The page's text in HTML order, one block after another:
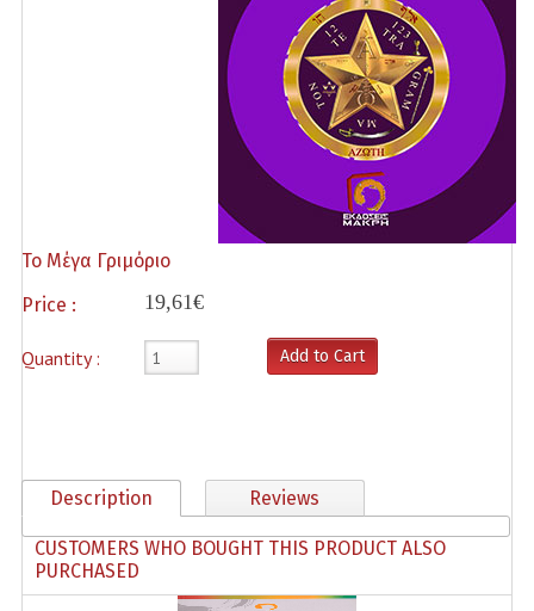
Istoria
Mythistorimata
Paidika
parapsyxologia - Metafisiki
poihsh
Seira Antvnioy Pissanoy
Taro/Trapoyles
Το Μέγα Γριμόριο
Price :
19,61€
Quantity : Add to Cart
Description Reviews
CUSTOMERS WHO BOUGHT THIS PRODUCT ALSO
PURCHASED